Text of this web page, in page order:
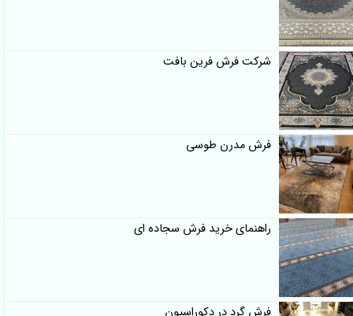
شرکت فرش فرین بافت
فرش مدرن طوسی
راهنمای خرید فرش سجاده ای
فرش گرد در دکوراسیون